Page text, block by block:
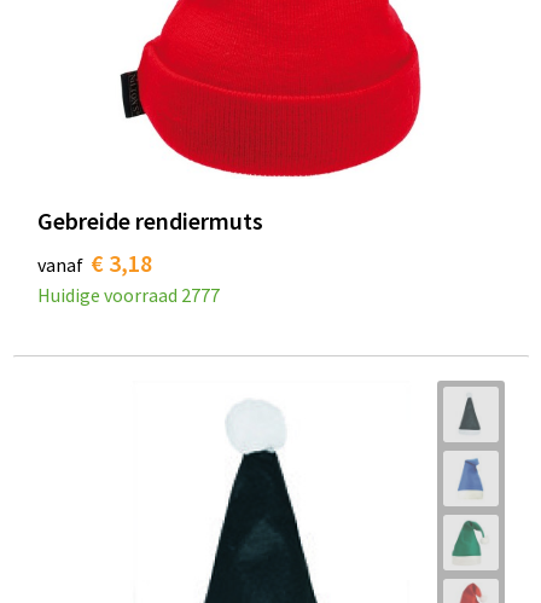
Gebreide rendiermuts
vanaf € 3,18
Huidige voorraad 2777